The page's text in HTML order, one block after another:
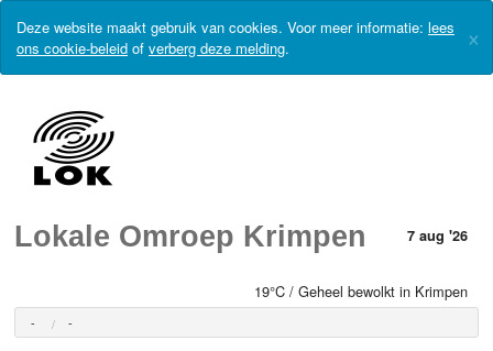
Deze website maakt gebruik van cookies. Voor meer informatie: lees
ons cookie-beleid of verberg deze melding. ×
Lokale Omroep Krimpen 7 aug '26
19°C / Geheel bewolkt in Krimpen
- -